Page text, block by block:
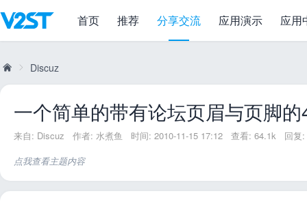
首页 推荐 分享交流 应用演示 应用
一个简单的带有论坛页眉与页脚的404页
Discuz
一个简单的带有论坛页眉与页脚
来自: Discuz 作者: 水煮鱼 时间: 2010-11-15 17:12 查看: 64.1k
回复
点我查看主题内容